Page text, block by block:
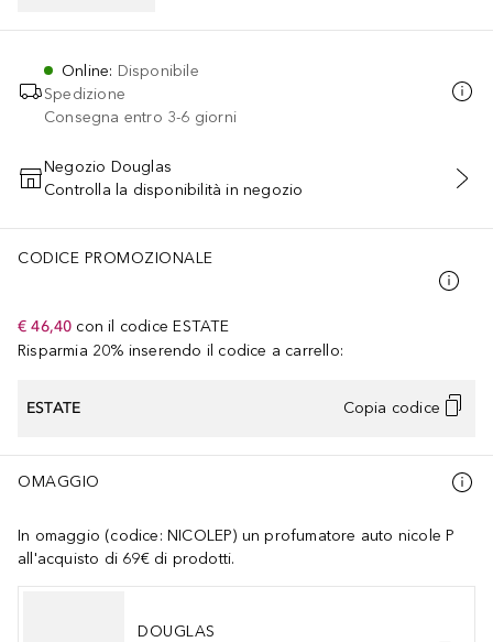
Online: Disponibile
Spedizione
Consegna entro 3-6 giorni
AGGIUNGI AL CARRELLO
Negozio Douglas
Controlla la disponibilità in negozio
CODICE PROMOZIONALE
€ 46,40 con il codice ESTATE
Risparmia 20% inserendo il codice a carrello:
ESTATE Copia codice
OMAGGIO
In omaggio (codice: NICOLEP) un profumatore auto nicole P
all'acquisto di 69€ di prodotti.
DOUGLAS